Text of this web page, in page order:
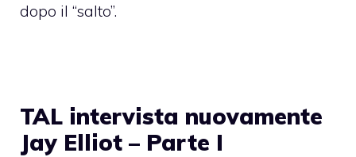
dopo il “salto”.
TAL intervista nuovamente
Jay Elliot – Parte I